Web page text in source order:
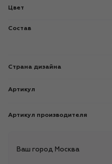
Цвет
Состав
Страна дизайна
Артикул
Артикул производителя
Ваш город Москва